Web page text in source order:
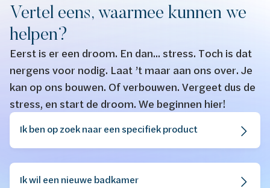
Vertel eens, waarmee kunnen we
helpen?
Eerst is er een droom. En dan... stress. Toch is dat
nergens voor nodig. Laat ’t maar aan ons over. Je
kan op ons bouwen. Of verbouwen. Vergeet dus de
stress, en start de droom. We beginnen hier!
​​​Ik ben op zoek naar een specifiek product
Ik wil een nieuwe badkamer